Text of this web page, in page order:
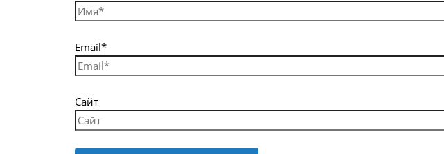
Email*
Сайт